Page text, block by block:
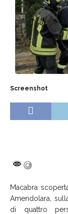
Screenshot
Macabra
Amendolara,
di quattro